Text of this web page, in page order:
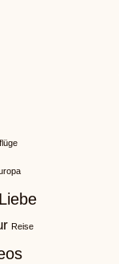
Liebe
Reise